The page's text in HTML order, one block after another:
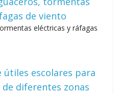
eléctricas y ráfagas